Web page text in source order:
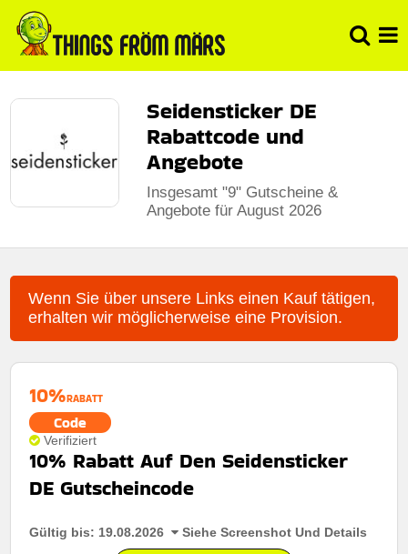
Seidensticker DE
Rabattcode und
Angebote
Insgesamt "9" Gutscheine &
Angebote für August 2026
Wenn Sie über unsere Links einen Kauf tätigen,
erhalten wir möglicherweise eine Provision.
10%RABATT
Code
Verifiziert
10% Rabatt Auf Den Seidensticker
DE Gutscheincode
Gültig bis: 19.08.2026 Siehe Screenshot Und Details